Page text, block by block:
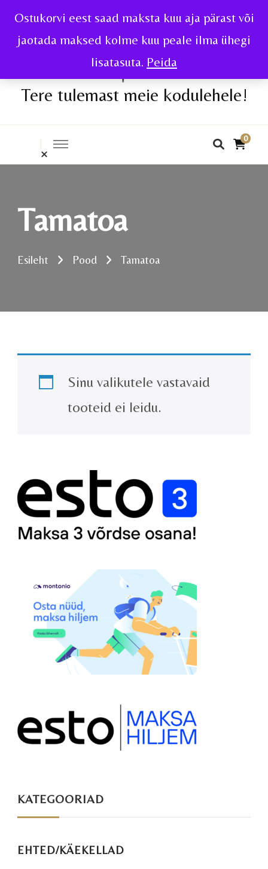
Ostukorvi eest saad maksta kuu aja pärast või
jaotada maksed kolme kuu peale ilma ühegi
lisatasuta. Peida
Tere tulemast meie kodulehele!
0
Tamatoa
Esileht Pood Tamatoa
Sinu valikutele vastavaid
tooteid ei leidu.
KATEGOORIAD
EHTED/KÄEKELLAD